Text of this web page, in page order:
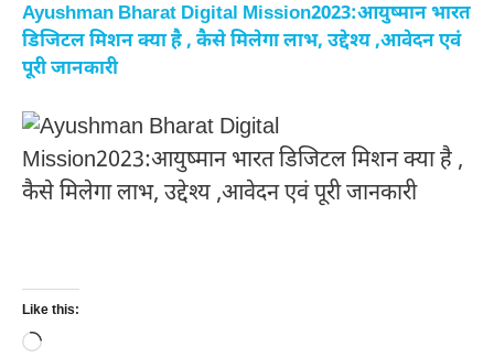
Ayushman Bharat Digital Mission2023:आयुष्मान भारत
डिजिटल मिशन क्या है , कैसे मिलेगा लाभ, उद्देश्य ,आवेदन एवं
पूरी जानकारी
Like this:
Loading…